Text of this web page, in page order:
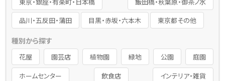
東京・銀座・有楽町・日本橋
飯田橋・秋葉原・御茶ノ水
品川・五反田・蒲田
目黒・赤坂・六本木 東京都その他
種別から探す
花屋 園芸店 植物園 緑地 公園
庭園
ホームセンター
飲食店
インテリア・雑貨